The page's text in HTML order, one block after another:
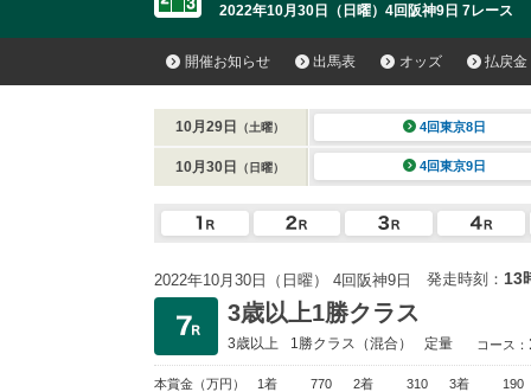
2022年10月30日（日曜）4回阪神9日 7レース
開催お知らせ 出馬表 オッズ 払戻金
10月29日 （土曜） 4回東京8日
10月30日 （日曜） 4回東京9日
2022年10月30日（日曜） 4回阪神9日 発走時刻： 13
3歳以上1勝クラス
3歳以上 1勝クラス （混合） 定量 コース：
本賞金 （万円） 1着 770 2着 310 3着 190